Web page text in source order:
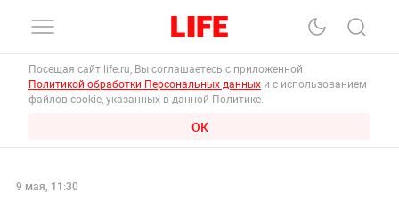
Посещая сайт life.ru, Вы соглашаетесь с приложенной
Политикой обработки Персональных данных и с использованием
файлов cookie, указанных в данной Политике.
ОК
9 мая, 11:30